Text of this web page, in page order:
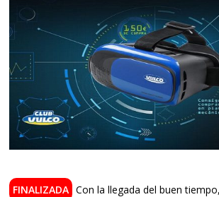
Con la llegada del buen